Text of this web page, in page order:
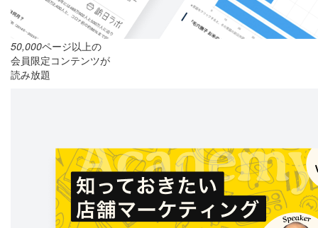
50,000ページ以上の
会員限定コンテンツが
読み放題